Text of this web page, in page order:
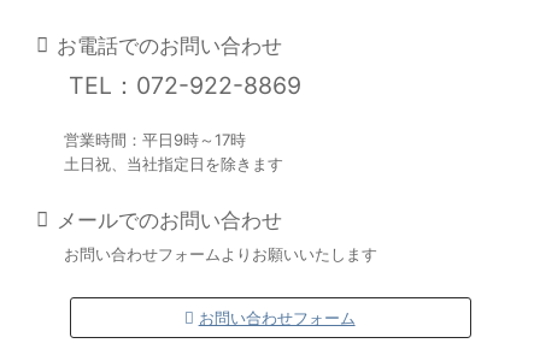
お電話でのお問い合わせ
TEL：072-922-8869
営業時間：平日9時～17時
土日祝、当社指定日を除きます
メールでのお問い合わせ
お問い合わせフォームよりお願いいたします
お問い合わせフォーム